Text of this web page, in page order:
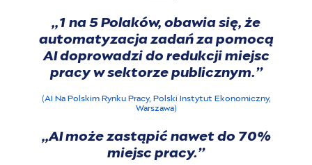
,,1 na 5 Polaków, obawia się, że
automatyzacja zadań za pomocą
AI doprowadzi do redukcji miejsc
pracy w sektorze publicznym.’’
(AI Na Polskim Rynku Pracy, Polski Instytut Ekonomiczny,
Warszawa)
,,AI może zastąpić nawet do 70%
miejsc pracy.’’